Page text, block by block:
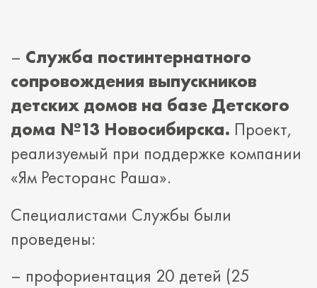
– Служба постинтернатного
сопровождения выпускников
детских домов на базе Детского
дома №13 Новосибирска. Проект,
реализуемый при поддержке компании
«Ям Ресторанс Раша».
Специалистами Службы были
проведены:
– профориентация 20 детей (25